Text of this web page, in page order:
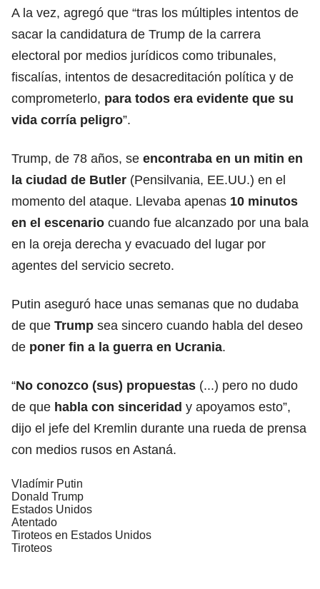
A la vez, agregó que “tras los múltiples intentos de
sacar la candidatura de Trump de la carrera
electoral por medios jurídicos como tribunales,
fiscalías, intentos de desacreditación política y de
comprometerlo, para todos era evidente que su
vida corría peligro”.
Trump, de 78 años, se encontraba en un mitin en
la ciudad de Butler (Pensilvania, EE.UU.) en el
momento del ataque. Llevaba apenas 10 minutos
en el escenario cuando fue alcanzado por una bala
en la oreja derecha y evacuado del lugar por
agentes del servicio secreto.
Putin aseguró hace unas semanas que no dudaba
de que Trump sea sincero cuando habla del deseo
de poner fin a la guerra en Ucrania.
“No conozco (sus) propuestas (...) pero no dudo
de que habla con sinceridad y apoyamos esto”,
dijo el jefe del Kremlin durante una rueda de prensa
con medios rusos en Astaná.
Vladímir Putin
Donald Trump
Estados Unidos
Atentado
Tiroteos en Estados Unidos
Tiroteos